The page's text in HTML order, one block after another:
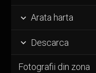
 Arata harta
 Descarca
Fotografii din zona